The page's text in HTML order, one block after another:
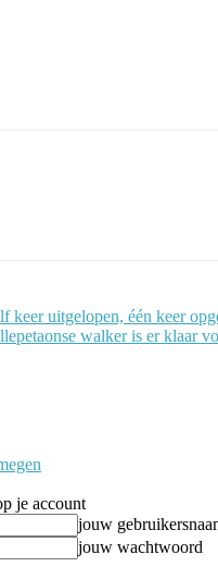
keer uitgelopen, één keer
walker is er klaar
je account
jouw
jouw wachtwoord